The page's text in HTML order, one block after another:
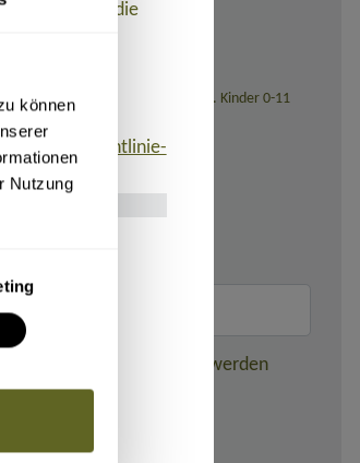
können
Nutzung
ab November 2026: 139,- Euro). Kinder 0-11
Reise weitergegeben werden
ein und ist die
eine
diese
www.axa.es,
richtlinie-